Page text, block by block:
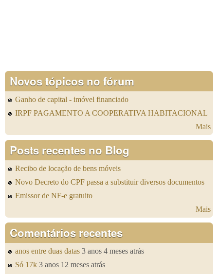
Novos tópicos no fórum
Ganho de capital - imóvel financiado
IRPF PAGAMENTO A COOPERATIVA HABITACIONAL
Mais
Posts recentes no Blog
Recibo de locação de bens móveis
Novo Decreto do CPF passa a substituir diversos documentos
Emissor de NF-e gratuito
Mais
Comentários recentes
anos entre duas datas 3 anos 4 meses atrás
Só 17k 3 anos 12 meses atrás